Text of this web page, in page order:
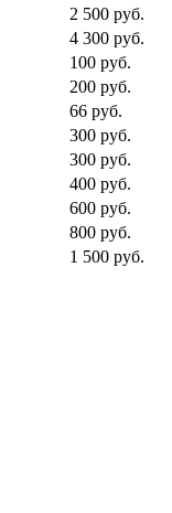
2 500 руб.
4 300 руб.
100 руб.
200 руб.
66 руб.
300 руб.
300 руб.
400 руб.
600 руб.
800 руб.
1 500 руб.